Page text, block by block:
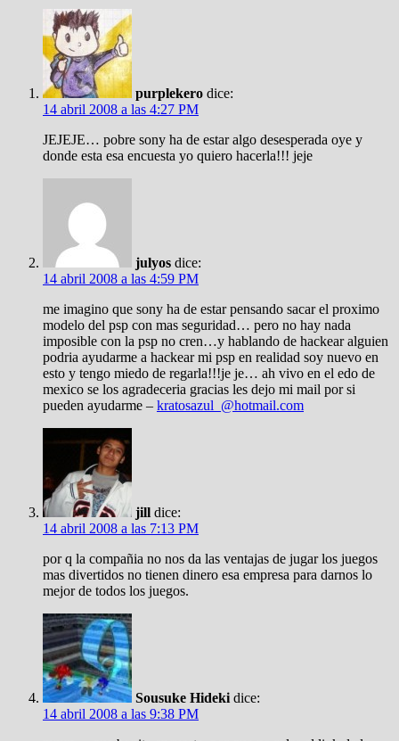
purplekero dice:
14 abril 2008 a las 4:27 PM
JEJEJE… pobre sony ha de estar algo desesperada oye y
donde esta esa encuesta yo quiero hacerla!!! jeje
julyos dice:
14 abril 2008 a las 4:59 PM
me imagino que sony ha de estar pensando sacar el proximo
modelo del psp con mas seguridad… pero no hay nada
imposible con la psp no cren…y hablando de hackear alguien
podria ayudarme a hackear mi psp en realidad soy nuevo en
esto y tengo miedo de regarla!!!je je… ah vivo en el edo de
mexico se los agradeceria gracias les dejo mi mail por si
pueden ayudarme – kratosazul_@hotmail.com
jill dice:
14 abril 2008 a las 7:13 PM
por q la compañia no nos da las ventajas de jugar los juegos
mas divertidos no tienen dinero esa empresa para darnos lo
mejor de todos los juegos.
Sousuke Hideki dice:
14 abril 2008 a las 9:38 PM